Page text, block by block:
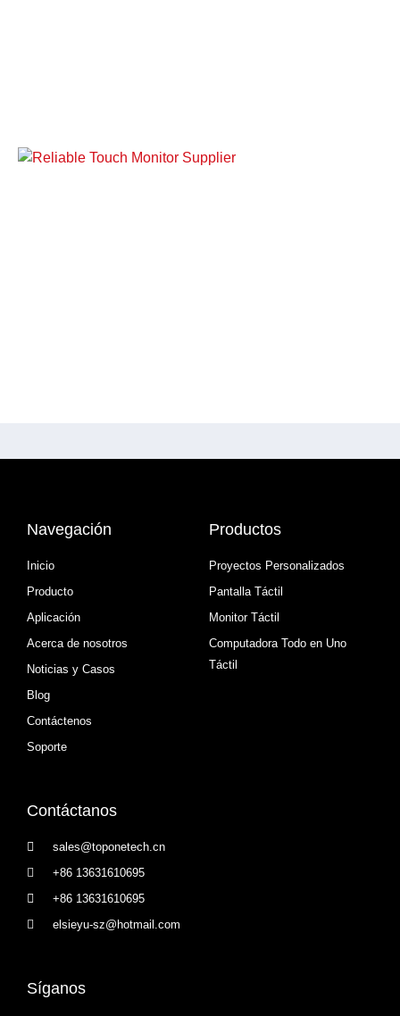
Navegación
Inicio
Producto
Aplicación
Acerca de nosotros
Noticias y Casos
Blog
Contáctenos
Soporte
Productos
Proyectos Personalizados
Pantalla Táctil
Monitor Táctil
Computadora Todo en Uno
Táctil
Contáctanos
sales@toponetech.cn
+86 13631610695
+86 13631610695
elsieyu-sz@hotmail.com
Síganos